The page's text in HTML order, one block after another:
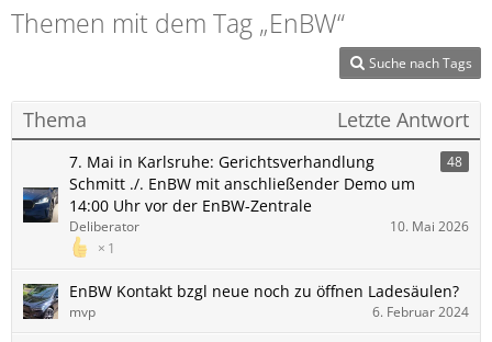
Themen mit dem Tag „EnBW“
Suche nach Tags
Thema Letzte Antwort
7. Mai in Karlsruhe: Gerichtsverhandlung
Schmitt ./. EnBW mit anschließender Demo um
14:00 Uhr vor der EnBW-Zentrale
48
1
Deliberator 10. Mai 2026
EnBW Kontakt bzgl neue noch zu öffnen Ladesäulen?
mvp 6. Februar 2024